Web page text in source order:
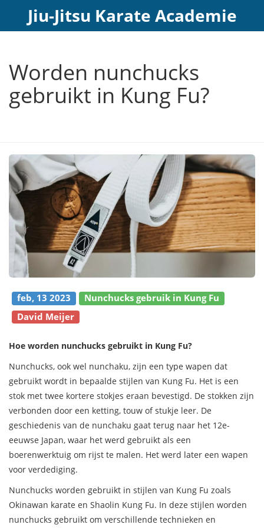
Jiu-Jitsu Karate Academie
Worden nunchucks
gebruikt in Kung Fu?
feb, 13 2023
Nunchucks gebruik in Kung Fu
David Meijer
Hoe worden nunchucks gebruikt in Kung Fu?
Nunchucks, ook wel nunchaku, zijn een type wapen dat
gebruikt wordt in bepaalde stijlen van Kung Fu. Het is een
stok met twee kortere stokjes eraan bevestigd. De stokken zijn
verbonden door een ketting, touw of stukje leer. De
geschiedenis van de nunchaku gaat terug naar het 12e-
eeuwse Japan, waar het werd gebruikt als een
boerenwerktuig om rijst te malen. Het werd later een wapen
voor verdediging.
Nunchucks worden gebruikt in stijlen van Kung Fu zoals
Okinawan karate en Shaolin Kung Fu. In deze stijlen worden
nunchucks gebruikt om verschillende technieken en